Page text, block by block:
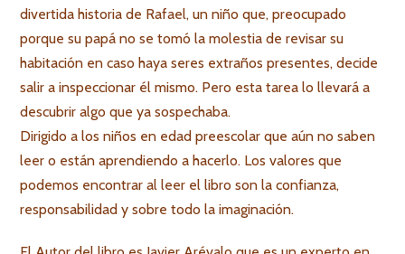
divertida historia de Rafael, un niño que, preocupado
porque su papá no se tomó la molestia de revisar su
habitación en caso haya seres extraños presentes, decide
salir a inspeccionar él mismo. Pero esta tarea lo llevará a
descubrir algo que ya sospechaba.
Dirigido a los niños en edad preescolar que aún no saben
leer o están aprendiendo a hacerlo. Los valores que
podemos encontrar al leer el libro son la confianza,
responsabilidad y sobre todo la imaginación.